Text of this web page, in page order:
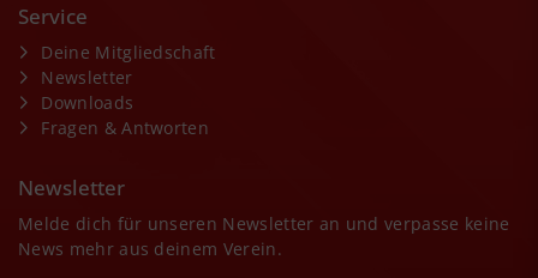
Service
Deine Mitgliedschaft
Newsletter
Downloads
Fragen & Antworten
Newsletter
Melde dich für unseren Newsletter an und verpasse keine
News mehr aus deinem Verein.